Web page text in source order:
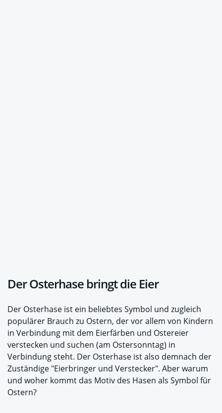
Der Osterhase bringt die Eier
Der Osterhase ist ein beliebtes Symbol und zugleich
populärer Brauch zu Ostern, der vor allem von Kindern
in Verbindung mit dem Eierfärben und Ostereier
verstecken und suchen (am Ostersonntag) in
Verbindung steht. Der Osterhase ist also demnach der
Zuständige "Eierbringer und Verstecker". Aber warum
und woher kommt das Motiv des Hasen als Symbol für
Ostern?